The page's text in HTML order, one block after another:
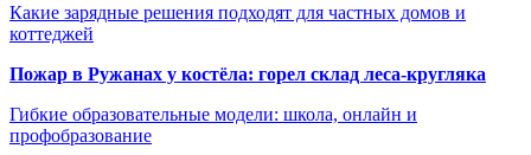
Какие зарядные решения подходят для частных домов и
коттеджей
Пожар в Ружанах у костёла: горел склад леса-кругляка
Гибкие образовательные модели: школа, онлайн и
профобразование